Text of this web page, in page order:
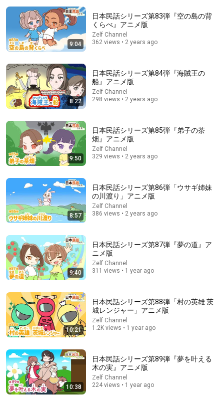
【スカッと】夫と離婚して8日後、VIP病室に入院した元義母
って、もう他人ですから」と答えた瞬間、病室は大騒ぎにな
った……。
mijiprincess
New 91K views
【衝撃】三単現のsが抜けるとネイティブにはこう聞こえま
タロサックの海外生活ダイアリーTAROSAC
9:04
日本民話シリーズ第83弾『空の島の背
くらべ』アニメ版
Zelf Channel
362 views • 2 years ago
8:22
日本民話シリーズ第84弾『海賊王の
船』アニメ版
Zelf Channel
298 views • 2 years ago
9:50
日本民話シリーズ第85弾『弟子の茶
畑』アニメ版
Zelf Channel
329 views • 2 years ago
8:57
日本民話シリーズ第86弾「ウサギ姉妹
の川渡り」アニメ版
Zelf Channel
386 views • 2 years ago
9:40
日本民話シリーズ第87弾『夢の道』ア
ニメ版
Zelf Channel
311 views • 1 year ago
10:21
日本民話シリーズ第88弾「村の英雄 茨
城レンジャー」アニメ版
Zelf Channel
1.2K views • 1 year ago
10:38
日本民話シリーズ第89弾『夢を叶える
木の実』アニメ版
Zelf Channel
224 views • 1 year ago